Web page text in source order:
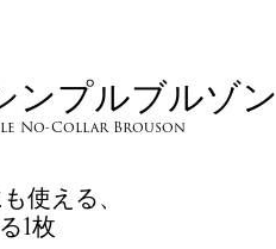
ンプルブルゾン
No-Collar Brouson
使える、
1枚